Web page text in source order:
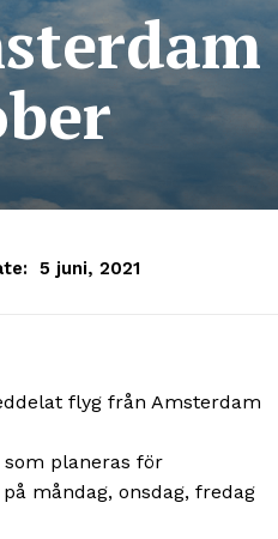
5 juni, 2021
flyg från Amsterdam
planeras för
måndag, onsdag, fredag